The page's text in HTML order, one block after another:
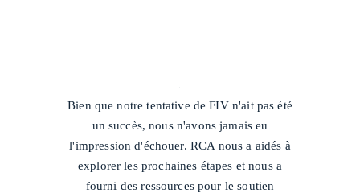
Bien que notre tentative de FIV n'ait pas été
un succès, nous n'avons jamais eu
l'impression d'échouer. RCA nous a aidés à
explorer les prochaines étapes et nous a
fourni des ressources pour le soutien